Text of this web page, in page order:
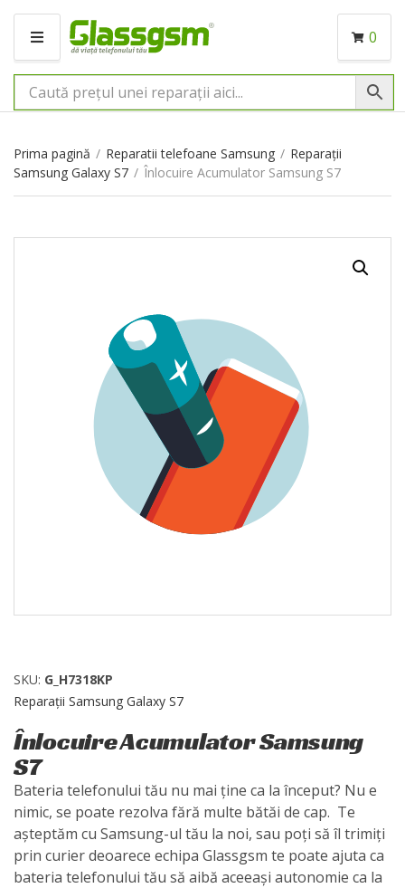
M
N
I
0
Prima pagină / Reparatii telefoane Samsung / Reparații
Samsung Galaxy S7 / Înlocuire Acumulator Samsung S7
SKU: G_H7318KP
Reparații Samsung Galaxy S7
Înlocuire Acumulator Samsung
S7
Bateria telefonului tău nu mai ține ca la început? Nu e
nimic, se poate rezolva fără multe bătăi de cap. Te
așteptăm cu Samsung-ul tău la noi, sau poți să îl trimiți
prin curier deoarece echipa Glassgsm te poate ajuta ca
bateria telefonului tău să aibă aceeași autonomie ca la